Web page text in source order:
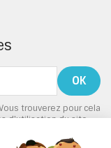
trouverez pour cela
d'utilisation du site.